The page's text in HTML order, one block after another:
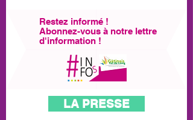
Restez informé !
Abonnez-vous à notre lettre
d'information !
LA PRESSE